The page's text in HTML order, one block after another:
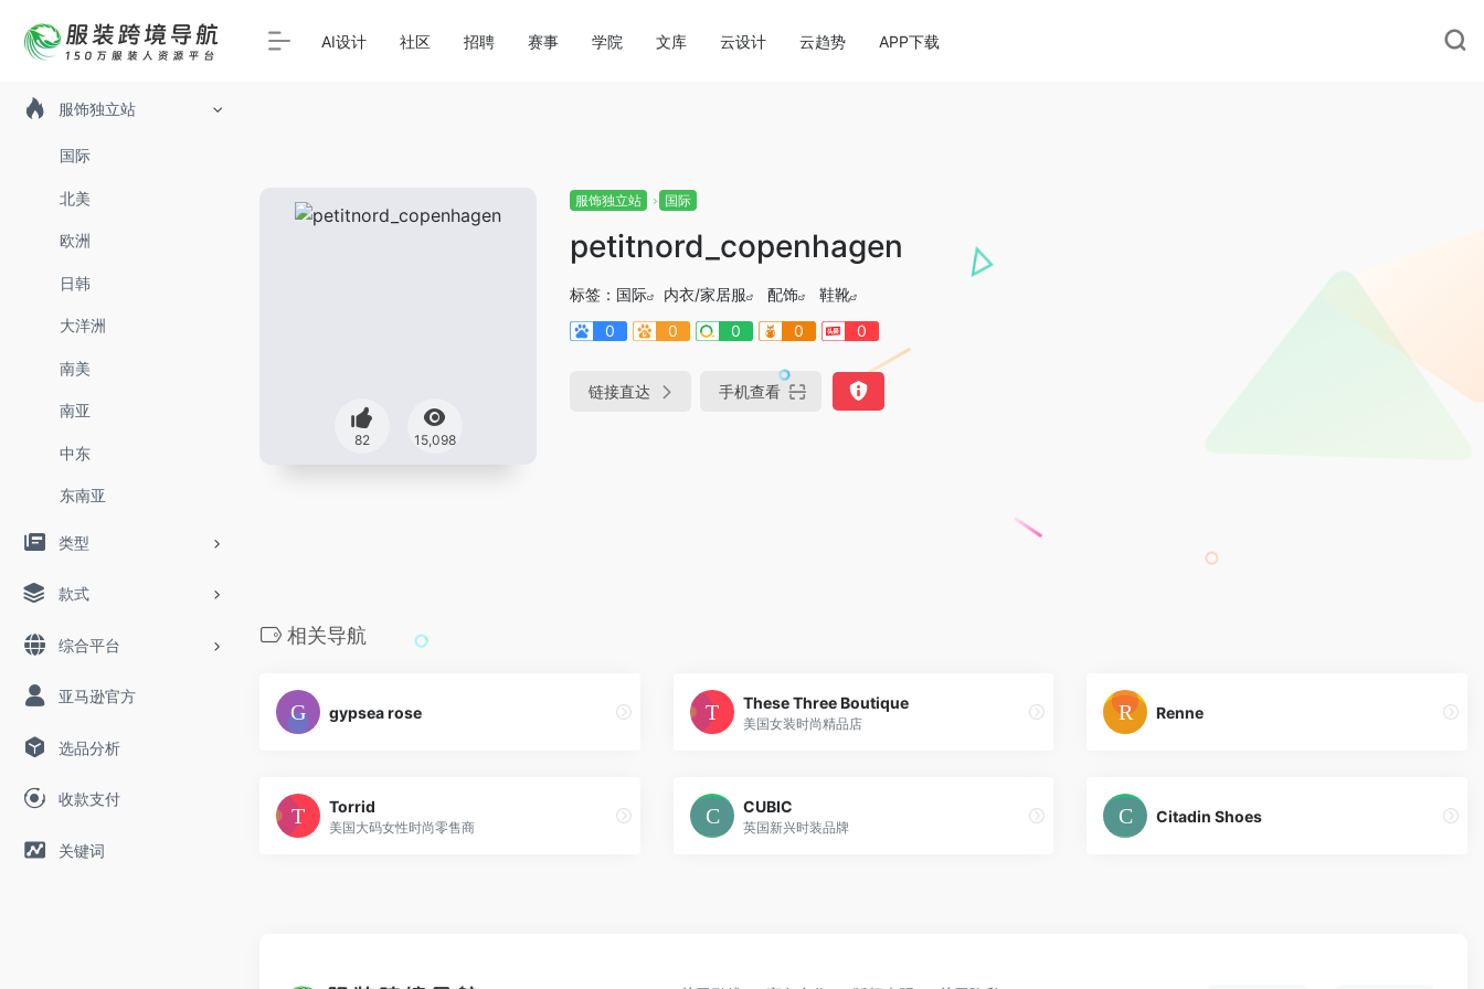
服饰独立站
国际
北美
欧洲
日韩
大洋洲
南美
南亚
中东
东南亚
类型
款式
综合平台
亚马逊官方
选品分析
收款支付
关键词
AI设计 社区 招聘 赛事 学院 文库 云设计 云趋势 APP下载
82 15,098
服饰独立站 国际
petitnord_copenhagen
标签： 国际 内衣/家居服 配饰
鞋靴
0
0 0 0 0
链接直达 手机查看
相关导航
gypsea rose
These Three Boutique
美国女装时尚精品店
Renne
Torrid
美国大码女性时尚零售商
CUBIC
英国新兴时装品牌
Citadin Shoes